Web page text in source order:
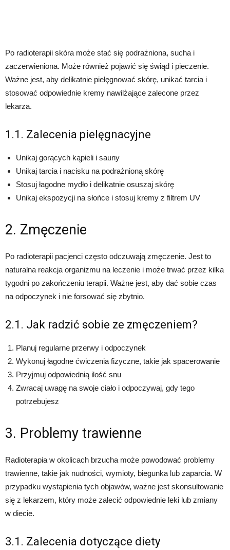
Po radioterapii skóra może stać się podrażniona, sucha i
zaczerwieniona. Może również pojawić się świąd i pieczenie.
Ważne jest, aby delikatnie pielęgnować skórę, unikać tarcia i
stosować odpowiednie kremy nawilżające zalecone przez
lekarza.
1.1. Zalecenia pielęgnacyjne
Unikaj gorących kąpieli i sauny
Unikaj tarcia i nacisku na podrażnioną skórę
Stosuj łagodne mydło i delikatnie osuszaj skórę
Unikaj ekspozycji na słońce i stosuj kremy z filtrem UV
2. Zmęczenie
Po radioterapii pacjenci często odczuwają zmęczenie. Jest to
naturalna reakcja organizmu na leczenie i może trwać przez kilka
tygodni po zakończeniu terapii. Ważne jest, aby dać sobie czas
na odpoczynek i nie forsować się zbytnio.
2.1. Jak radzić sobie ze zmęczeniem?
Planuj regularne przerwy i odpoczynek
Wykonuj łagodne ćwiczenia fizyczne, takie jak spacerowanie
Przyjmuj odpowiednią ilość snu
Zwracaj uwagę na swoje ciało i odpoczywaj, gdy tego
potrzebujesz
3. Problemy trawienne
Radioterapia w okolicach brzucha może powodować problemy
trawienne, takie jak nudności, wymioty, biegunka lub zaparcia. W
przypadku wystąpienia tych objawów, ważne jest skonsultowanie
się z lekarzem, który może zalecić odpowiednie leki lub zmiany
w diecie.
3.1. Zalecenia dotyczące diety